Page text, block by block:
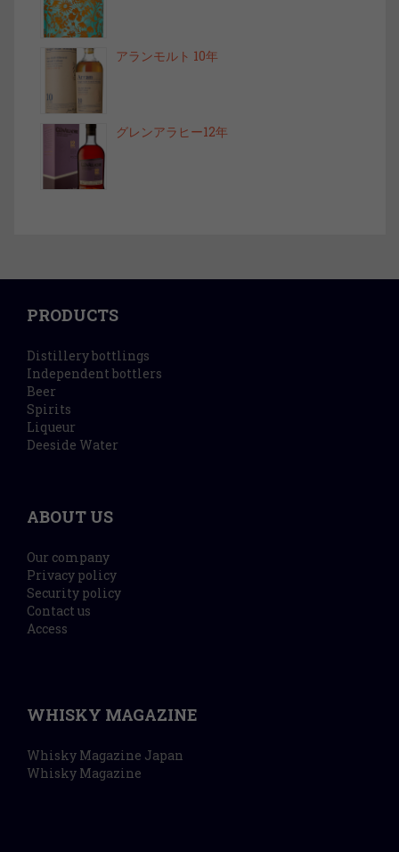
アランモルト 10年
グレンアラヒー12年
PRODUCTS
Distillery bottlings
Independent bottlers
Beer
Spirits
Liqueur
Deeside Water
ABOUT US
Our company
Privacy policy
Security policy
Contact us
Access
WHISKY MAGAZINE
Whisky Magazine Japan
Whisky Magazine